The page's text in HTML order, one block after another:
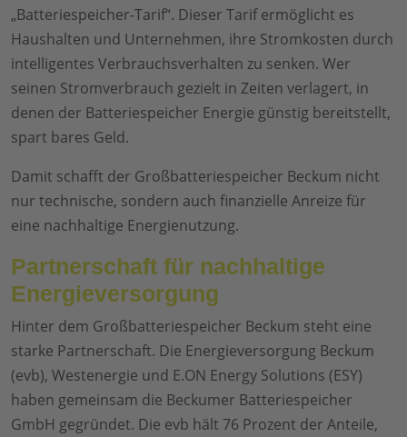
„Batteriespeicher-Tarif“. Dieser Tarif ermöglicht es
Haushalten und Unternehmen, ihre Stromkosten durch
intelligentes Verbrauchsverhalten zu senken. Wer
seinen Stromverbrauch gezielt in Zeiten verlagert, in
denen der Batteriespeicher Energie günstig bereitstellt,
spart bares Geld.
Damit schafft der Großbatteriespeicher Beckum nicht
nur technische, sondern auch finanzielle Anreize für
eine nachhaltige Energienutzung.
Partnerschaft für nachhaltige
Energieversorgung
Hinter dem Großbatteriespeicher Beckum steht eine
starke Partnerschaft. Die Energieversorgung Beckum
(evb), Westenergie und E.ON Energy Solutions (ESY)
haben gemeinsam die Beckumer Batteriespeicher
GmbH gegründet. Die evb hält 76 Prozent der Anteile,